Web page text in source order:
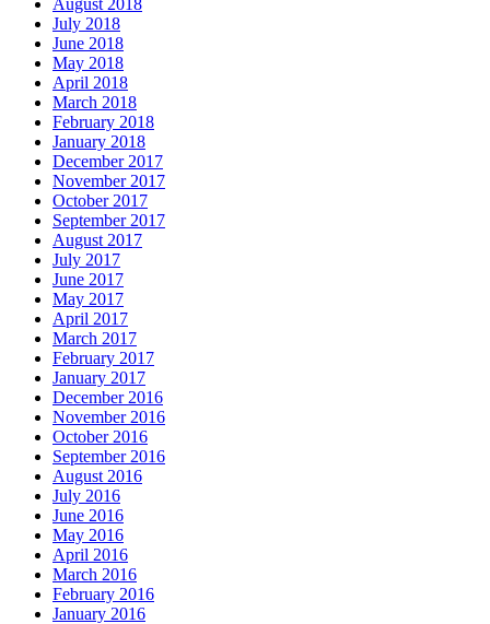
July 2018
June 2018
May 2018
April 2018
March 2018
February 2018
January 2018
December 2017
November 2017
October 2017
September 2017
August 2017
July 2017
June 2017
May 2017
April 2017
March 2017
February 2017
January 2017
December 2016
November 2016
October 2016
September 2016
August 2016
July 2016
June 2016
May 2016
April 2016
March 2016
February 2016
January 2016